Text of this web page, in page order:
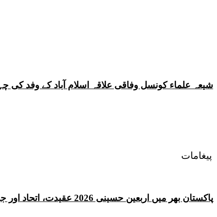
پیغامات
شیعہ علماء کونسل وفاقی علاقہ اسلام آباد کے وفد
پاکستان بھر میں اربعین حسینی 2026 عقیدت، اتحاد اور جوش و جذبے کے ساتھ منایا گیا، لاکھوں عزادار جلوسوں میں شریک